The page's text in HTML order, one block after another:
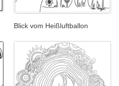
Blick vom Heißluftballon